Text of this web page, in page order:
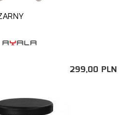
299,00 PLN